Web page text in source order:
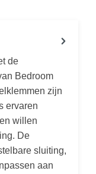
de
Bedroom
zijn
ervaren
willen
De
sluiting,
aan